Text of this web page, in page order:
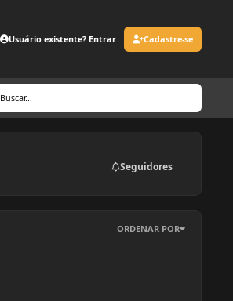
Usuário existente? Entrar Cadastre-se
Buscar...
Seguidores
ORDENAR POR